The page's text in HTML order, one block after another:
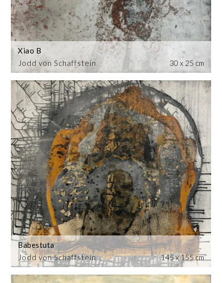
Jodd von Schaffstein
Xiao B
30 x 25 cm
Jodd von Schaffstein
Babestuta
145 x 155 cm